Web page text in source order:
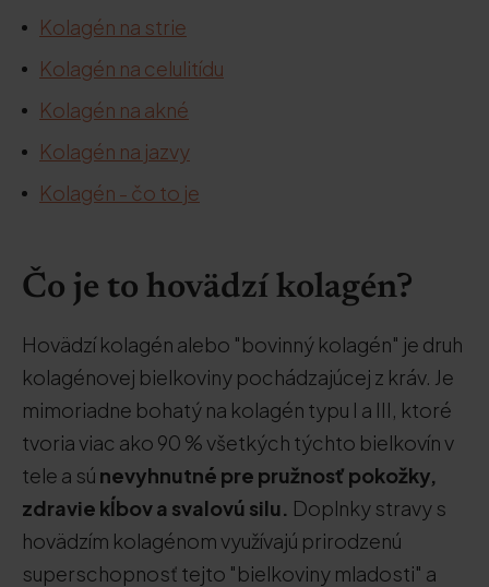
Kolagén na strie
Kolagén na celulitídu
Kolagén na akné
Kolagén na jazvy
Kolagén - čo to je
Čo je to hovädzí kolagén?
Hovädzí kolagén alebo "bovinný kolagén" je druh
kolagénovej bielkoviny pochádzajúcej z kráv. Je
mimoriadne bohatý na kolagén typu I a III, ktoré
tvoria viac ako 90 % všetkých týchto bielkovín v
tele a sú nevyhnutné pre pružnosť pokožky,
zdravie kĺbov a svalovú silu. Doplnky stravy s
hovädzím kolagénom využívajú prirodzenú
superschopnosť tejto "bielkoviny mladosti" a